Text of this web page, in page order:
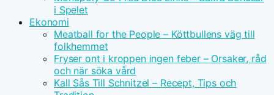
i Spelet
Ekonomi
Meatball for the People – Köttbullens väg till
folkhemmet
Fryser ont i kroppen ingen feber – Orsaker, råd
och när söka vård
Kall Sås Till Schnitzel – Recept, Tips och